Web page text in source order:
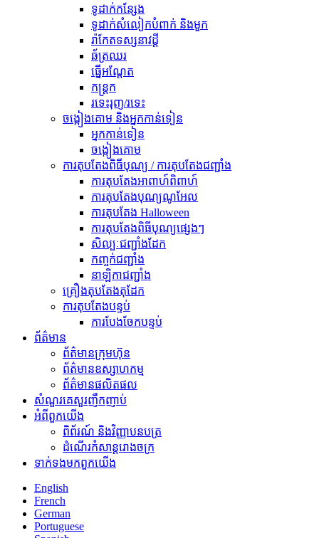
ទូដាក់កន្សែង
ទូដាក់សំលៀកបំពាក់ និងមួក
រ៉ាកែតទស្សនាវដ្តី
ឆ័ត្រឈរ
ធ្នើអណ្តែត
កន្ត្រក
រទេះរុញ/រទេះ
ចង្កៀងគោម និងអ្នកកាន់ទៀន
អ្នកកាន់ទៀន
ចង្កៀងគោម
ការតុបតែងពិធីបុណ្យ / ការតុបតែងជញ្ជាំង
ការតុបតែងអាពាហ៍ពិពាហ៍
ការតុបតែងបុណ្យណូអែល
ការតុបតែង Halloween
ការតុបតែងពិធីបុណ្យផ្សេងៗ
សិល្បៈជញ្ជាំងដែក
កញ្ចក់ជញ្ជាំង
នាឡិកាជញ្ជាំង
គ្រឿងតុបតែងតុដែក
ការតុបតែងបន្ទប់
ការបែងចែកបន្ទប់
ព័ត៌មាន
ព័ត៌មានក្រុមហ៊ុន
ព័ត៌មានឧស្សាហកម្ម
ព័ត៌មានផលិតផល
សំណួរគេសួរញឹកញាប់
អំពី​ពួក​យើង
ពិព័រណ៍ និងវិញ្ញាបនបត្រ
ដំណើរកំសាន្តរោងចក្រ
ទាក់ទង​មក​ពួក​យើង
English
French
German
Portuguese